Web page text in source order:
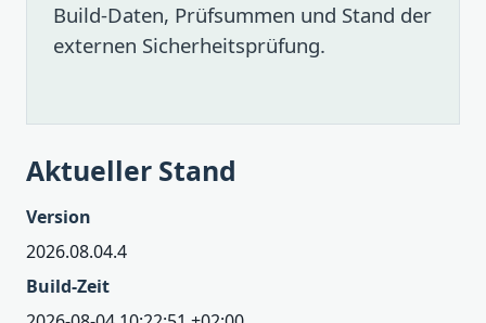
Build-Daten, Prüfsummen und Stand der
externen Sicherheitsprüfung.
Aktueller Stand
Version
2026.08.04.4
Build-Zeit